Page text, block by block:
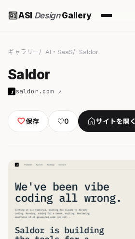
ASI DesignGallery
ギャラリー AI・SaaS Saldor
Saldor
saldor.com ↗
保存 ♡0 サイトを開く